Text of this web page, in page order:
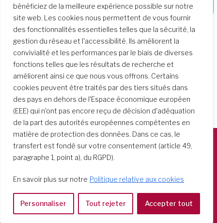
bénéficiez de la meilleure expérience possible sur notre
site web. Les cookies nous permettent de vous fournir
des fonctionnalités essentielles telles que la sécurité, la
gestion du réseau et l'accessibilité. Ils améliorent la
convivialité et les performances par le biais de diverses
fonctions telles que les résultats de recherche et
améliorent ainsi ce que nous vous offrons. Certains
cookies peuvent être traités par des tiers situés dans
des pays en dehors de l'Espace économique européen
(EEE) qui n'ont pas encore reçu de décision d'adéquation
de la part des autorités européennes compétentes en
matière de protection des données. Dans ce cas, le
transfert est fondé sur votre consentement (article 49,
paragraphe 1, point a), du RGPD).
En savoir plus sur notre Politique relative aux cookies
Personnaliser Tout rejeter Accepter tout
formation
Società del Sacro Cuore
Via Tarquinio Vipera, 16 - 00152 Roma
Tel: 06 58 23 03 32 or 06 58 20 31 17